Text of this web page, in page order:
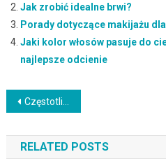
Jak zrobić idealne brwi?
Porady dotyczące makijażu
Jaki kolor włosów pasuje do
najlepsze odcienie
Nawigacja
wpisu
Częstotliwość higienizacji zębów – klucz do zdrowia jamy ustnej
RELATED POSTS